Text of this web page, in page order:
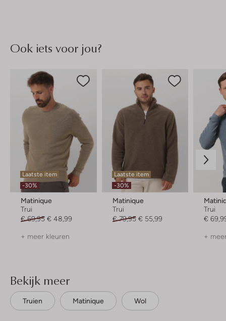
Ook iets voor jou?
Laatste item
-30%
Matinique
Trui
€ 69,95 € 48,99
+ meer kleuren
Laatste item
-30%
Matinique
Trui
€ 79,95 € 55,99
Trui
€
+
Bekijk meer
Truien Matinique Wol